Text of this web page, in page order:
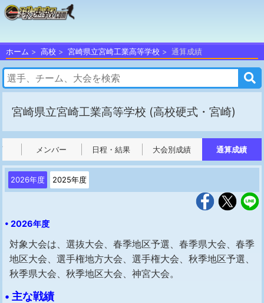
ホーム 高校 宮崎県立宮崎工業高等学校 通算成績
宮崎県立宮崎工業高等学校 (高校硬式・宮崎)
メンバー 日程・結果 大会別成績 通算成績
2026年度 2025年度
• 2026年度
対象大会は、選抜大会、春季地区予選、春季県大会、春季
地区大会、選手権地方大会、選手権大会、秋季地区予選、
秋季県大会、秋季地区大会、神宮大会。
• 主な戦績